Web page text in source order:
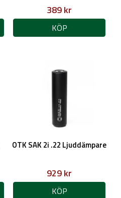
389 kr
KÖP
OTK SAK 2i .22 Ljuddämpare
929 kr
KÖP